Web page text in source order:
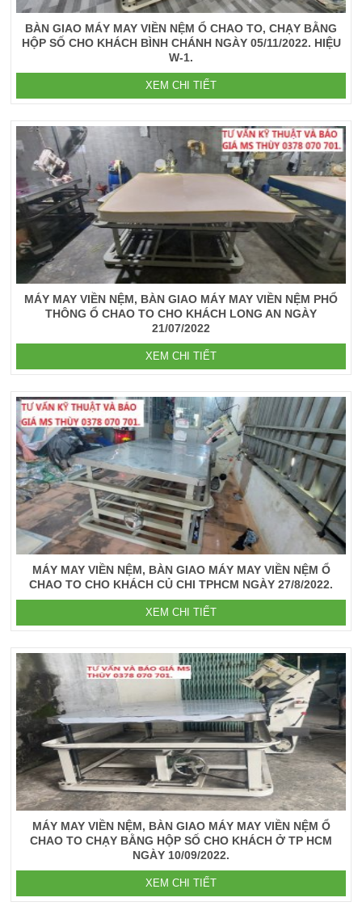
BÀN GIAO MÁY MAY VIỀN NỆM Ổ CHAO TO, CHẠY BẰNG
HỘP SỐ CHO KHÁCH BÌNH CHÁNH NGÀY 05/11/2022. HIỆU
W-1.
XEM CHI TIẾT
MÁY MAY VIỀN NỆM, BÀN GIAO MÁY MAY VIỀN NỆM PHỔ
THÔNG Ổ CHAO TO CHO KHÁCH LONG AN NGÀY
21/07/2022
XEM CHI TIẾT
MÁY MAY VIỀN NỆM, BÀN GIAO MÁY MAY VIỀN NỆM Ổ
CHAO TO CHO KHÁCH CỦ CHI TPHCM NGÀY 27/8/2022.
XEM CHI TIẾT
MÁY MAY VIỀN NỆM, BÀN GIAO MÁY MAY VIỀN NỆM Ổ
CHAO TO CHẠY BẰNG HỘP SỐ CHO KHÁCH Ở TP HCM
NGÀY 10/09/2022.
XEM CHI TIẾT